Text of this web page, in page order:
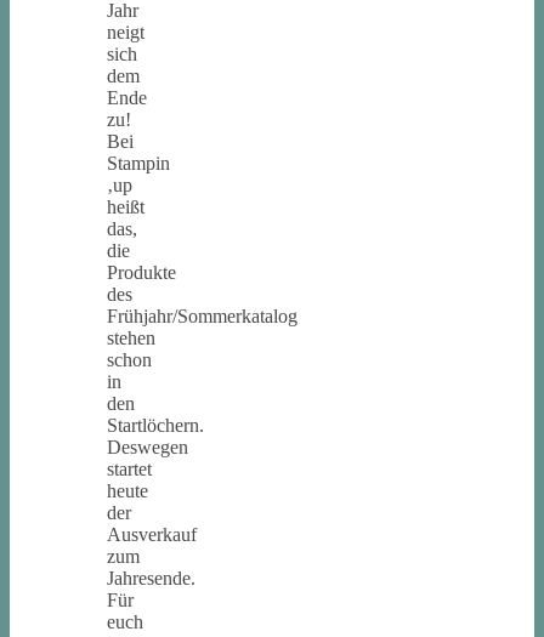
Jahr
neigt
sich
dem
Ende
zu!
Bei
Stampin
‚up
heißt
das,
die
Produkte
des
Frühjahr/Sommerkatalog
stehen
schon
in
den
Startlöchern.
Deswegen
startet
heute
der
Ausverkauf
zum
Jahresende.
Für
euch